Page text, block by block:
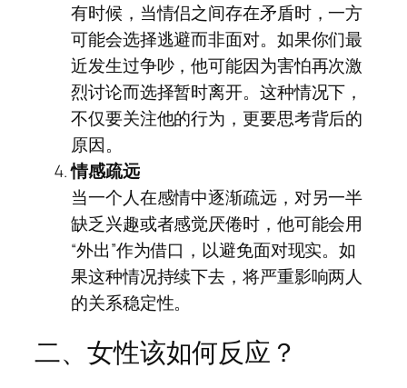
有时候，当情侣之间存在矛盾时，一方
可能会选择逃避而非面对。如果你们最
近发生过争吵，他可能因为害怕再次激
烈讨论而选择暂时离开。这种情况下，
不仅要关注他的行为，更要思考背后的
原因。
情感疏远
当一个人在感情中逐渐疏远，对另一半
缺乏兴趣或者感觉厌倦时，他可能会用
“外出”作为借口，以避免面对现实。如
果这种情况持续下去，将严重影响两人
的关系稳定性。
二、女性该如何反应？